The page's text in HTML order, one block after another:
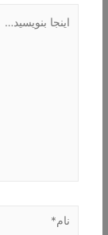
بنویسید…
نام*